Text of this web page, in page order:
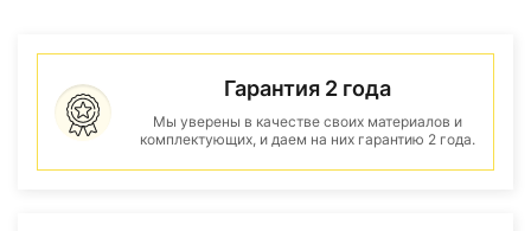
Гарантия 2 года
Мы уверены в качестве своих материалов и
комплектующих, и даем на них гарантию 2 года.